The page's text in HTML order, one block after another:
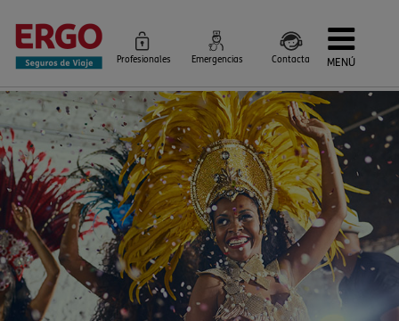
Profesionales Emergencias Contacta MENÚ
Seguros de Viaje
Seguros por destino
Más Seguros
Blog
Siniestros e Instrucciones
Información Corporativa
Servicios